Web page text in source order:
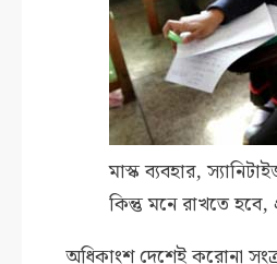
মাস্ক ব্যবহার,
কিন্তু মনে রাখতে
অধিকাংশ দেশেই করোনা